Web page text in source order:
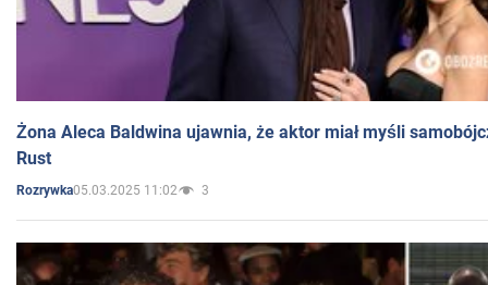
Żona Aleca Baldwina ujawnia, że aktor miał myśli
Rust
Rozrywka05.03.2025 11:02 3